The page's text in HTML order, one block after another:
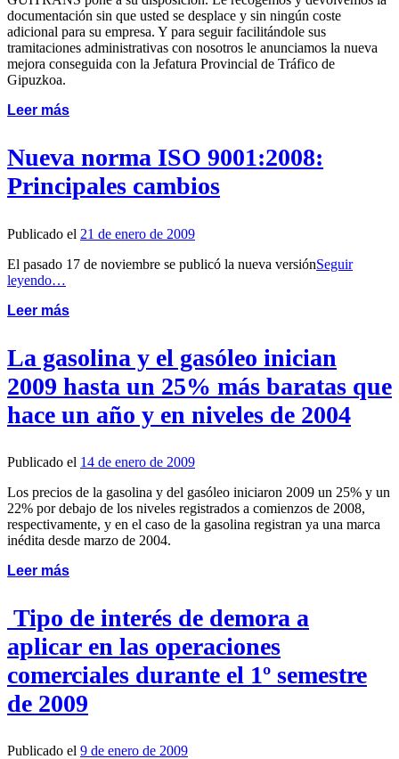
documentación sin que usted se desplace y sin ningún coste
adicional para su empresa. Y para seguir facilitándole sus
tramitaciones administrativas con nosotros le anunciamos la nueva
mejora conseguida con la Jefatura Provincial de Tráfico de
Gipuzkoa.
Leer más
Nueva norma ISO 9001:2008:
Principales cambios
Publicado el 21 de enero de 2009
El pasado 17 de noviembre se publicó la nueva versiónSeguir
leyendo…
Leer más
La gasolina y el gasóleo inician
2009 hasta un 25% más baratas que
hace un año y en niveles de 2004
Publicado el 14 de enero de 2009
Los precios de la gasolina y del gasóleo iniciaron 2009 un 25% y un
22% por debajo de los niveles registrados a comienzos de 2008,
respectivamente, y en el caso de la gasolina registran ya una marca
inédita desde marzo de 2004.
Leer más
Tipo de interés de demora a
aplicar en las operaciones
comerciales durante el 1º semestre
de 2009
Publicado el 9 de enero de 2009